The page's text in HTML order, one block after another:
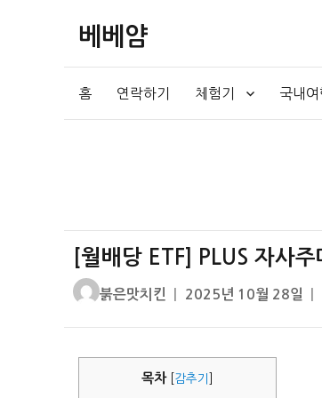
베베얌
홈 연락하기 체험기 국내여
[월배당 ETF] PLUS 자사
글
붉은맛치킨
작
자
2025년 10월 28일
목차 감추기